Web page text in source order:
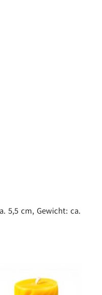
5,5 cm, Gewicht: ca.